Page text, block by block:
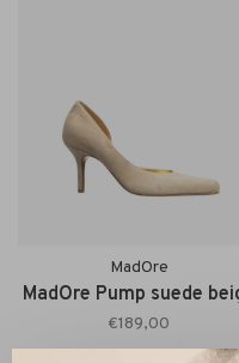
MadOre
MadOre Pump suede
€189,00